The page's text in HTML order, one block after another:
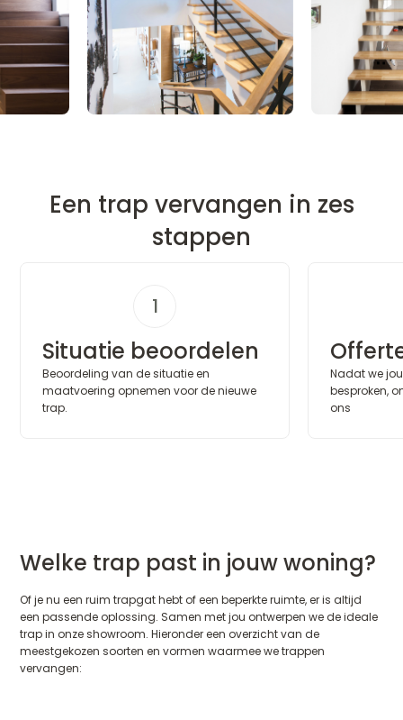
Een trap vervangen in zes
stappen
1
Situatie beoordelen
Beoordeling van de situatie en
maatvoering opnemen voor de nieuwe
trap.
Nadat we
besproken,
ons
Welke trap past in jouw woning?
Of je nu een ruim trapgat hebt of een beperkte ruimte, er is altijd
een passende oplossing. Samen met jou ontwerpen we de ideale
trap in onze showroom. Hieronder een overzicht van de
meestgekozen soorten en vormen waarmee we trappen
vervangen: